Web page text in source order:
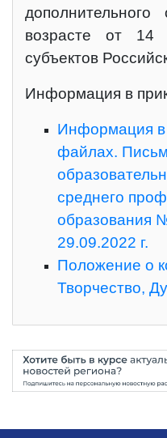
возрасте от
субъектов
Информация в
Информация в
файлах.
среднего
образования
29.09.2022 г.
Положение о
Творчество,